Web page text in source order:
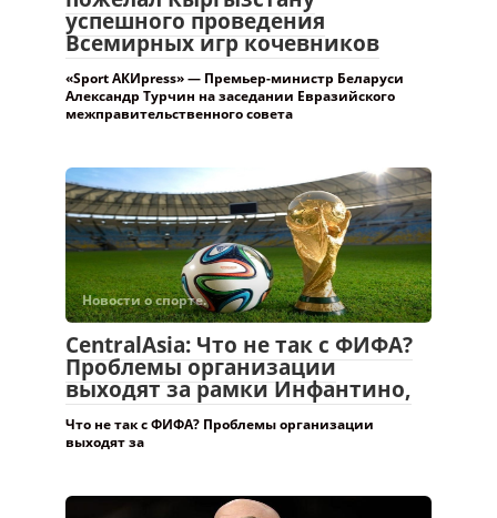
пожелал Кыргызстану
успешного проведения
Всемирных игр кочевников
«Sport АКИpress» — Премьер-министр Беларуси
Александр Турчин на заседании Евразийского
Новости о спорте.
CentralAsia: Что не так с ФИФА?
Проблемы организации
выходят за рамки Инфантино,
Что не так с ФИФА? Проблемы организации